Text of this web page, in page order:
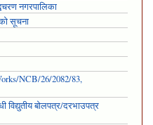
नगरपालिका
सूचना
NCB/26/2082/83,
विद्युतीय बोलपत्र/दरभाउपत्र